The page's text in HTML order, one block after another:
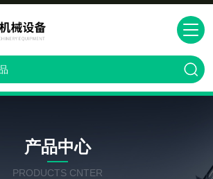
产品中心
PRODUCTS CNTER